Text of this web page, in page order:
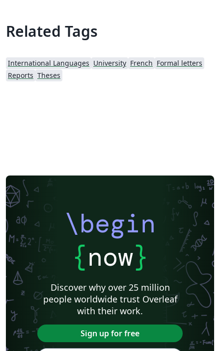
Related Tags
International Languages University French Formal letters
Reports Theses
\begin
{now}
Discover why over 25 million
people worldwide trust Overleaf
with their work.
Sign up for free